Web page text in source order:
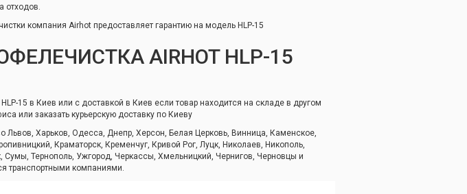
отходов.
компания Airhot предоставляет гарантию на модель HLP-15
AIRHOT HLP-15
15 в Киев или с доставкой в Киев если товар находится на складе в другом
или заказать курьерскую доставку по Киеву
Львов, Харьков, Одесса, Днепр, Херсон, Белая Церковь, Винница, Каменское,
Краматорск, Кременчуг, Кривой Рог, Луцк, Николаев, Никополь,
Сумы, Тернополь, Ужгород, Черкассы, Хмельницкий, Чернигов, Черновцы и
транспортными компаниями.